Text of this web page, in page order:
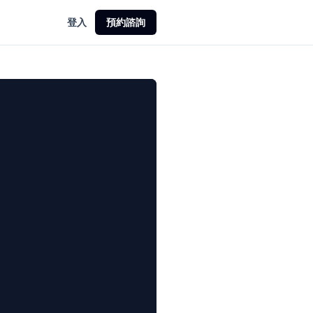
登入 預約諮詢